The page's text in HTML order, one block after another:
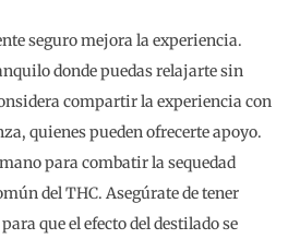
seguro mejora la experiencia.
donde puedas relajarte sin
compartir la experiencia con
quienes pueden ofrecerte apoyo.
para combatir la sequedad
del THC. Asegúrate de tener
que el efecto del destilado se